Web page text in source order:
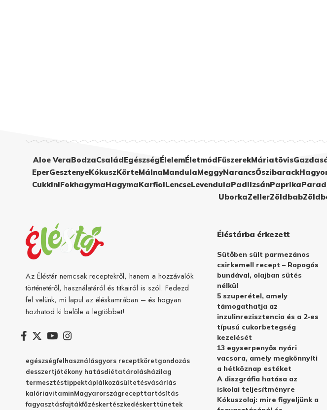
Aloe VeraBodzaCsaládEgészségÉlelemÉletmódFűszerekMáriatövis
EperGesztenyeKókuszKörteMálnaMandulaMeggyNarancsŐszibarack
CukkiniFokhagymaHagymaKarfiolLencseLevendulaPadlizsánPaprika
UborkaZellerZöldbab
Az Éléstár nemcsak receptekről, hanem a hozzávalók
történetéről, használatáról és titkairól is szól. Fedezd
fel velünk, mi lapul az éléskamrában – és hogyan
hozhatod ki belőle a legtöbbet!
egészségfelhasználásgyors receptköretgondozás
desszertjótékony hatásdiétatárolásházilag
termesztéstippektáplálkozásültetésvásárlás
kalóriavitaminMagyarországrecepttartósítás
fagyasztásfajtákfőzéskertészkedéskerttünetek
Éléstárba érkezett
Sütőben sült parmezános
csirkemell recept – Ropogós
bundával, olajban sütés
nélkül
5 szuperétel, amely
támogathatja az
inzulinrezisztencia és a 2-es
típusú cukorbetegség
kezelését
13 egyserpenyős nyári
vacsora, amely megkönnyíti
a hétköznap estéket
A diszgráfia hatása az
iskolai teljesítményre
Kókuszolaj: mire figyeljünk a